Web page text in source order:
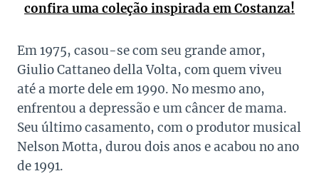
confira uma coleção inspirada em Costanza!
Em 1975, casou-se com seu grande amor,
Giulio Cattaneo della Volta, com quem viveu
até a morte dele em 1990. No mesmo ano,
enfrentou a depressão e um câncer de mama.
Seu último casamento, com o produtor musical
Nelson Motta, durou dois anos e acabou no ano
de 1991.